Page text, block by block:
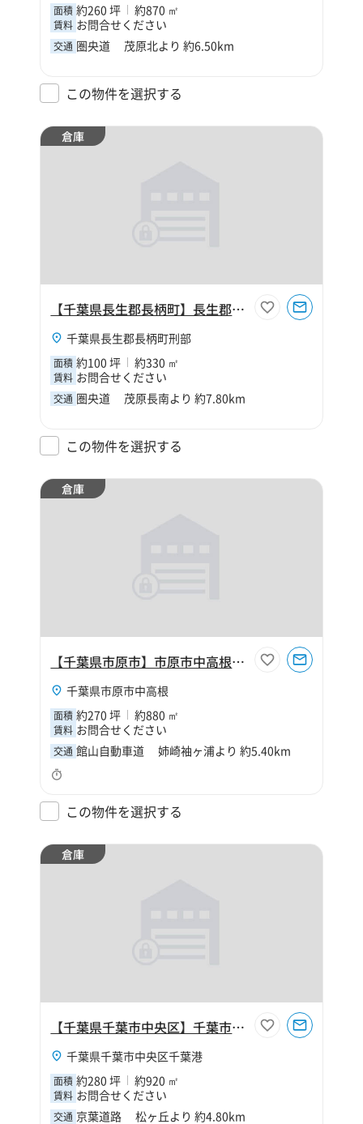
面積 約260 坪 約870 ㎡
賃料 お問合せください
交通 圏央道 茂原北より 約6.50km
この物件を選択する
倉庫
【千葉県長生郡長柄町】長生郡長柄町刑部100坪倉庫
千葉県長生郡長柄町刑部
面積 約100 坪 約330 ㎡
賃料 お問合せください
交通 圏央道 茂原長南より 約7.80km
この物件を選択する
倉庫
【千葉県市原市】市原市中高根270坪倉庫
千葉県市原市中高根
面積 約270 坪 約880 ㎡
賃料 お問合せください
交通 館山自動車道 姉崎袖ヶ浦より 約5.40km
この物件を選択する
倉庫
【千葉県千葉市中央区】千葉市中央区千葉港2丁目280坪倉庫
千葉県千葉市中央区千葉港
面積 約280 坪 約920 ㎡
賃料 お問合せください
交通 京葉道路 松ヶ丘より 約4.80km